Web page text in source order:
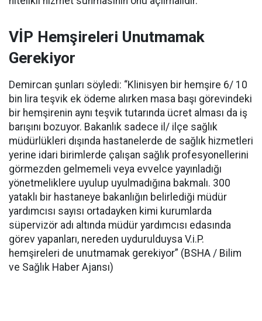
VİP Hemşireleri Unutmamak
Gerekiyor
Demircan şunları söyledi: “Klinisyen bir hemşire 6/ 10
bin lira teşvik ek ödeme alırken masa başı görevindeki
bir hemşirenin aynı teşvik tutarında ücret alması da iş
barışını bozuyor. Bakanlık sadece il/ ilçe sağlık
müdürlükleri dışında hastanelerde de sağlık hizmetleri
yerine idari birimlerde çalışan sağlık profesyonellerini
görmezden gelmemeli veya evvelce yayınladığı
yönetmeliklere uyulup uyulmadığına bakmalı. 300
yataklı bir hastaneye bakanlığın belirlediği müdür
yardımcısı sayısı ortadayken kimi kurumlarda
süpervizör adı altında müdür yardımcısı edasında
görev yapanları, nereden uydurulduysa V.i.P.
hemşireleri de unutmamak gerekiyor” (BSHA / Bilim
ve Sağlık Haber Ajansı)